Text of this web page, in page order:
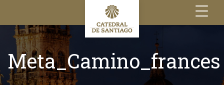
Toggle
navigation
Meta_Camino_frances